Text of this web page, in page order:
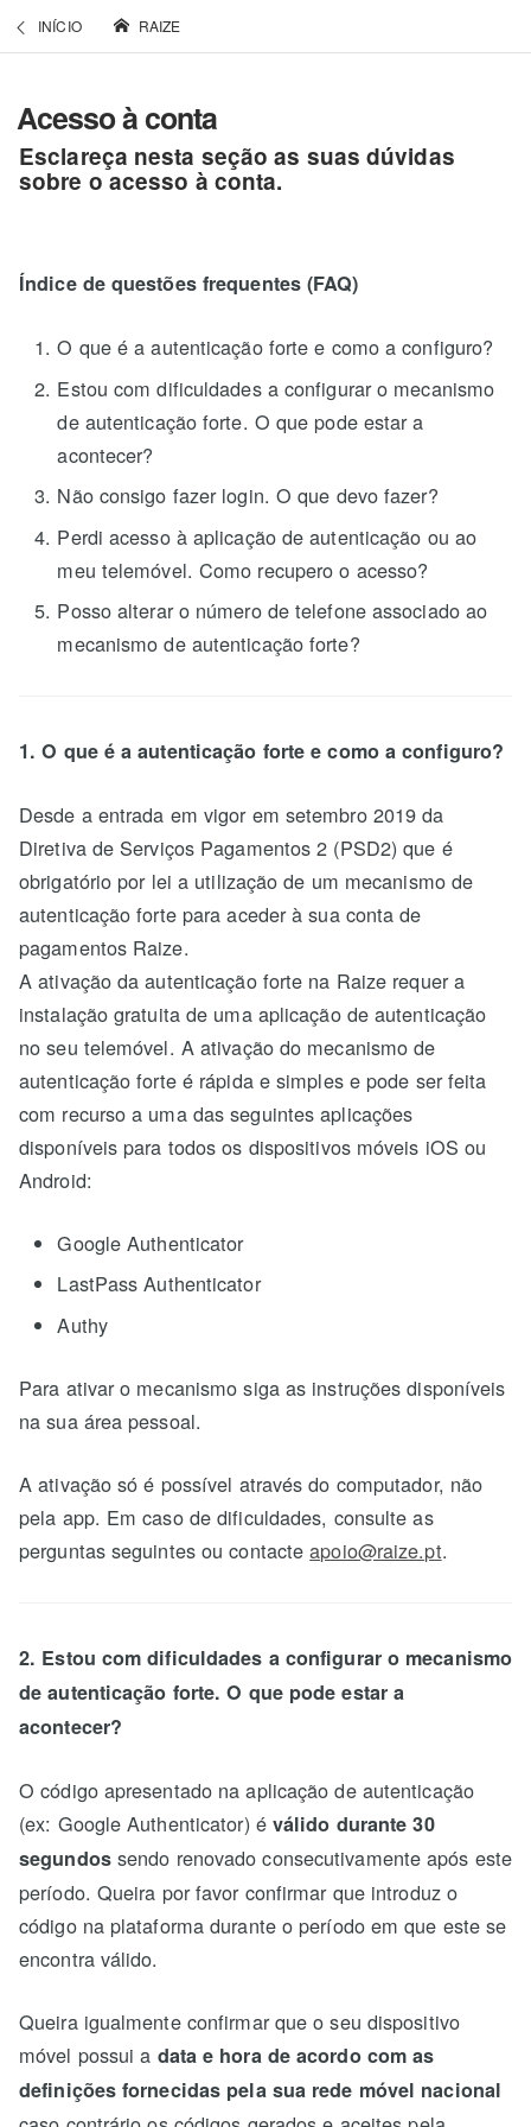
INÍCIO RAIZE
Acesso à conta
Esclareça nesta seção as suas dúvidas
sobre o acesso à conta.
Índice de questões frequentes (FAQ)
O que é a autenticação forte e como a configuro?
Estou com dificuldades a configurar o mecanismo
de autenticação forte. O que pode estar a
acontecer?
Não consigo fazer login. O que devo fazer?
Perdi acesso à aplicação de autenticação ou ao
meu telemóvel. Como recupero o acesso?
Posso alterar o número de telefone associado ao
mecanismo de autenticação forte?
1. O que é a autenticação forte e como a configuro?
Desde a entrada em vigor em setembro 2019 da
Diretiva de Serviços Pagamentos 2 (PSD2) que é
obrigatório por lei a utilização de um mecanismo de
autenticação forte para aceder à sua conta de
pagamentos Raize.
A ativação da autenticação forte na Raize requer a
instalação gratuita de uma aplicação de autenticação
no seu telemóvel. A ativação do mecanismo de
autenticação forte é rápida e simples e pode ser feita
com recurso a uma das seguintes aplicações
disponíveis para todos os dispositivos móveis iOS ou
Android:
Google Authenticator
LastPass Authenticator
Authy
Para ativar o mecanismo siga as instruções disponíveis
na sua área pessoal.
A ativação só é possível através do computador, não
pela app. Em caso de dificuldades, consulte as
perguntas seguintes ou contacteapoio@raize.pt.
2. Estou com dificuldades a configurar o mecanismo
de autenticação forte. O que pode estar a
acontecer?
O código apresentado na aplicação de autenticação
(ex: Google Authenticator) é válido durante 30
segundossendo renovado consecutivamente após este
período. Queira por favor confirmar que introduz o
código na plataforma durante o período em que este se
encontra válido.
Queira igualmente confirmar que o seu dispositivo
móvel possui a data e hora de acordo com as
definições fornecidas pela sua rede móvel nacional